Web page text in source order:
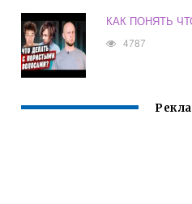
КАК ПОНЯТЬ
4787